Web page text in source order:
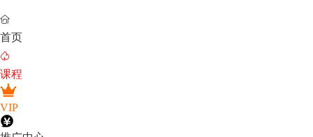

首页

课程
VIP